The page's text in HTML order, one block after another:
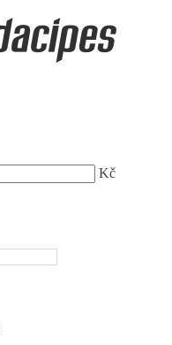
Kč